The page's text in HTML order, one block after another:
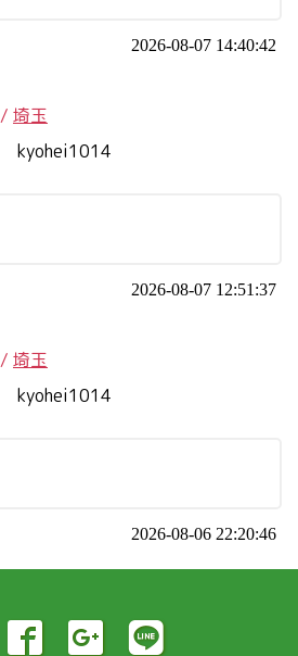
2026-08-07 14:40:42
/ 埼玉
kyohei1014
2026-08-07 12:51:37
/ 埼玉
kyohei1014
2026-08-06 22:20:46